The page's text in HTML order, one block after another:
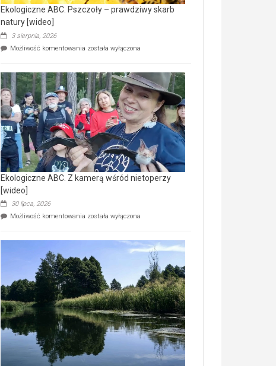
ścieków
[wideo]
Ekologiczne ABC. Pszczoły – prawdziwy skarb
natury [wideo]
3 sierpnia, 2026
Możliwość komentowania Ekologiczne
–
prawdziwy
skarb
natury
[wideo]
została wyłączona
Ekologiczne ABC. Z kamerą wśród nietoperzy
[wideo]
30 lipca, 2026
Możliwość komentowania Ekologiczne
wśród
nietoperzy
[wideo]
została wyłączona